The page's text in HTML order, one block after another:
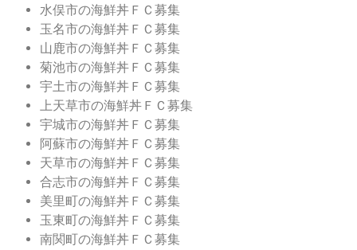
水俣市の海鮮丼ＦＣ募集
玉名市の海鮮丼ＦＣ募集
山鹿市の海鮮丼ＦＣ募集
菊池市の海鮮丼ＦＣ募集
宇土市の海鮮丼ＦＣ募集
上天草市の海鮮丼ＦＣ募集
宇城市の海鮮丼ＦＣ募集
阿蘇市の海鮮丼ＦＣ募集
天草市の海鮮丼ＦＣ募集
合志市の海鮮丼ＦＣ募集
美里町の海鮮丼ＦＣ募集
玉東町の海鮮丼ＦＣ募集
南関町の海鮮丼ＦＣ募集